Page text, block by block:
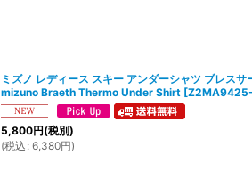
ミズノ レディース スキー アンダーシャツ ブレスサ
mizuno Braeth Thermo Under Shirt [
5,800円(税別)
(税込 : 6,380円)